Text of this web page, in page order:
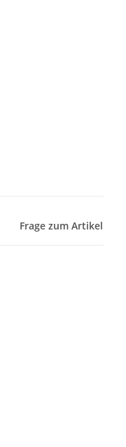
Frage zum Artikel